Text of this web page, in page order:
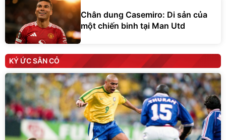
Chân dung Casemiro: Di sản của
một chiến binh tại Man Utd
KÝ ỨC SÂN CỎ